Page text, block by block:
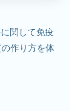
関して免疫
作り方を体